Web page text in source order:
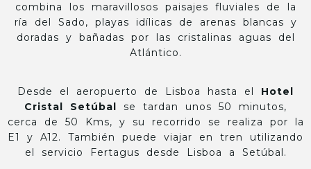
combina los maravillosos paisajes fluviales de la
ría del Sado, playas idílicas de arenas blancas y
doradas y bañadas por las cristalinas aguas del
Atlántico.
Desde el aeropuerto de Lisboa hasta el Hotel
Cristal Setúbal se tardan unos 50 minutos,
cerca de 50 Kms, y su recorrido se realiza por la
E1 y A12. También puede viajar en tren utilizando
el servicio Fertagus desde Lisboa a Setúbal.